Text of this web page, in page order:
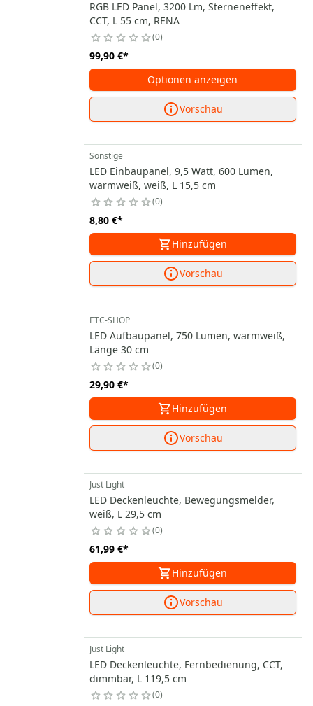
RGB LED Panel, 3200 Lm, Sterneneffekt,
CCT, L 55 cm, RENA
0
99,90 €*
Optionen anzeigen
Vorschau
Sonstige
LED Einbaupanel, 9,5 Watt, 600 Lumen,
warmweiß, weiß, L 15,5 cm
0
8,80 €*
Hinzufügen
Vorschau
ETC-SHOP
LED Aufbaupanel, 750 Lumen, warmweiß,
Länge 30 cm
0
29,90 €*
Hinzufügen
Vorschau
Just Light
LED Deckenleuchte, Bewegungsmelder,
weiß, L 29,5 cm
0
61,99 €*
Hinzufügen
Vorschau
Just Light
LED Deckenleuchte, Fernbedienung, CCT,
dimmbar, L 119,5 cm
0